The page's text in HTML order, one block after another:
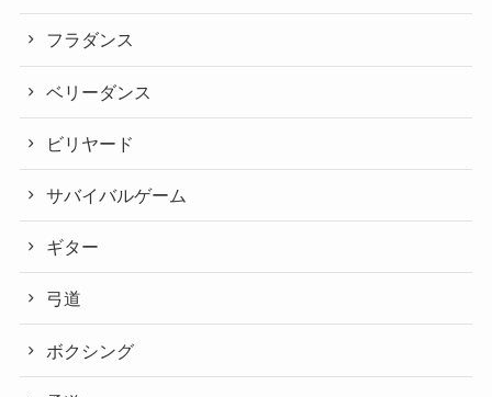
フラダンス
ベリーダンス
ビリヤード
サバイバルゲーム
ギター
弓道
ボクシング